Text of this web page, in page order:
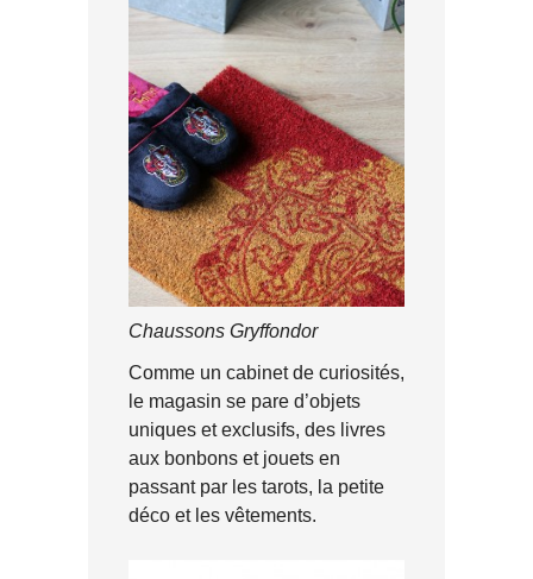
Chaussons Gryffondor
Comme un cabinet de curiosités,
le magasin se pare d’objets
uniques et exclusifs, des livres
aux bonbons et jouets en
passant par les tarots, la petite
déco et les vêtements.